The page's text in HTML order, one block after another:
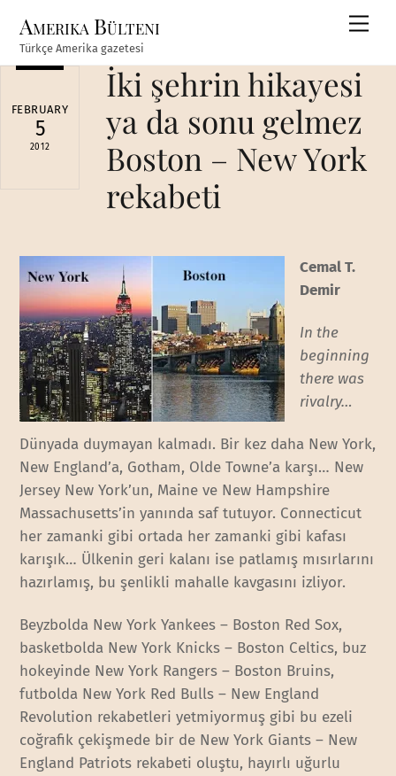
content
Amerika Bülteni
Türkçe Amerika gazetesi
FEBRUARY
5
2012
İki şehrin hikayesi
ya da sonu gelmez
Boston – New York
rekabeti
Cemal T.
Demir
In the
beginning
there was
rivalry…
Dünyada duymayan kalmadı. Bir kez daha New York,
New England’a, Gotham, Olde Towne’a karşı… New
Jersey New York’un, Maine ve New Hampshire
Massachusetts’in yanında saf tutuyor. Connecticut
her zamanki gibi ortada her zamanki gibi kafası
karışık… Ülkenin geri kalanı ise patlamış mısırlarını
hazırlamış, bu şenlikli mahalle kavgasını izliyor.
Beyzbolda New York Yankees – Boston Red Sox,
basketbolda New York Knicks – Boston Celtics, buz
hokeyinde New York Rangers – Boston Bruins,
futbolda New York Red Bulls – New England
Revolution rekabetleri yetmiyormuş gibi bu ezeli
coğrafik çekişmede bir de New York Giants – New
England Patriots rekabeti oluştu, hayırlı uğurlu